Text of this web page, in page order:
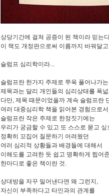
상당기간에 걸쳐 공증이 된 책이라 믿는
이 책도 개정판으로써 이름까지 바꿔달
슬럼프 심리학이라...
슬럼프란 한가지 주제로 쭈욱 풀어나가는
제목과는 달리 개인들의 심리상태를 폭
다만, 제목 때문이었을까 계속 슬럼프란
여러 대중심리학 책을 읽어본 경험으로
슬럼프란 작은 주제로 한정짓기에는
우리가 궁금할 수 있고 또 스스로 묻고 싶
정확히 꼬집어 질문하기 어려웠던
여러 심리적 상황들과 배경들에 대해서
이해도를 고려한 듯 쉽고 명확하게 찝어
한마디로 좋은 책이란 것.
상대방을 자꾸 밀어낸다면 왜 그런지,
자신이 부족하다고 타인과의 관계를